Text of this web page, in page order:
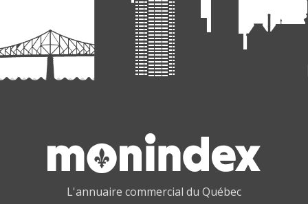
L'annuaire commercial du Québec